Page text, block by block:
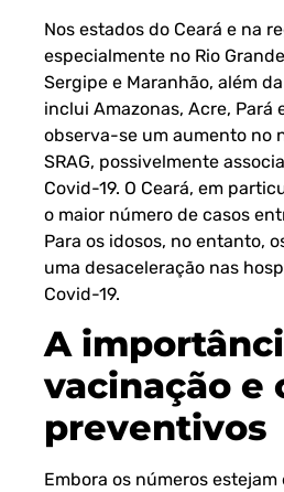
Nos estados do Ceará e na
especialmente no Rio
Sergipe e Maranhão, além
inclui Amazonas, Acre, Pará
observa-se um aumento no
SRAG, possivelmente
Covid-19. O Ceará, em
o maior número de casos
Para os idosos, no entanto,
uma desaceleração nas
Covid-19.
A
vacinação e
preventivos
Embora os números